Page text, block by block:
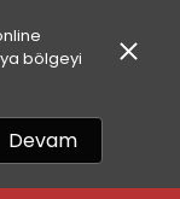
bölgeyi
Devam